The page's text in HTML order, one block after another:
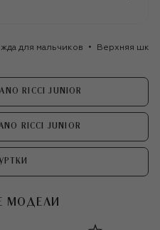
для мальчиков Верхняя
RICCI JUNIOR
RICCI JUNIOR
МОДЕЛИ